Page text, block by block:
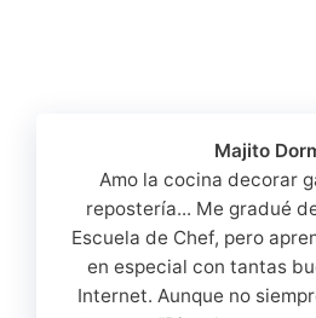
Majito
Amo la cocina decorar
repostería... Me gradué
Escuela de Chef, pero
en especial con tantas
Internet. Aunque no